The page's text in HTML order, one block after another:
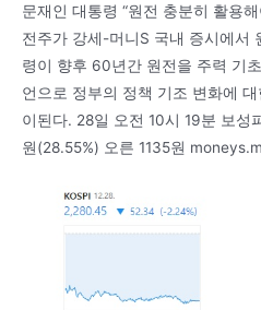
문재인 대통령 “원전 충분히 활용
전주가 강세-머니S 국내 증시에서
령이 향후 60년간 원전을 주력 기
언으로 정부의 정책 기조 변화에
이된다. 28일 오전 10시 19분 보성
원(28.55%) 오른 1135원